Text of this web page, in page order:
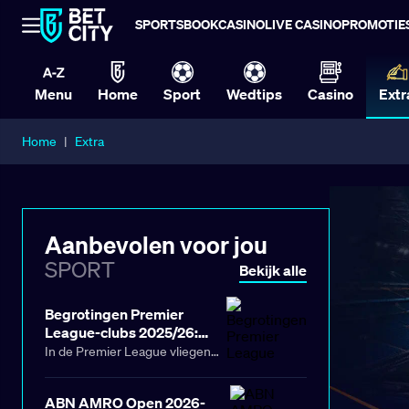
SPORTSBOOKCASINOLIVE CASINO
Menu Home Sport Wedtips Casino
Home | Extra
Aanbevolen voor jou
SPORT Bekijk alle
Begrotingen Premier
League-clubs 2025/26:
ontdek ze op Club BetCity
In de Premier League vliegen
ABN AMRO Open 2026-